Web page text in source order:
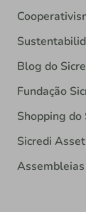
Blog do
Fundação
Shopping do
Sicredi
Assembleias